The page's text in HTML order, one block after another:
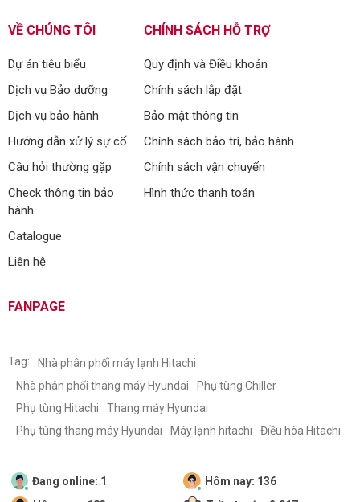
VỀ CHÚNG TÔI
Dự án tiêu biểu
Dịch vụ Bảo dưỡng
Dịch vụ bảo hành
Hướng dẫn xử lý sự cố
Câu hỏi thường gặp
Check thông tin bảo
hành
Catalogue
Liên hệ
CHÍNH SÁCH HỖ TRỢ
Quy định và Điều khoản
Chính sách lắp đặt
Bảo mật thông tin
Chính sách bảo trì, bảo hành
Chính sách vận chuyển
Hình thức thanh toán
FANPAGE
Tag:
Nhà phân phối máy lạnh Hitachi
Nhà phân phối thang máy Hyundai
Phụ tùng Chiller
Phụ tùng Hitachi
Thang máy Hyundai
Phụ tùng thang máy Hyundai
Máy lạnh hitachi Điều hòa Hitachi
Đang online: 1
Hôm nay: 136